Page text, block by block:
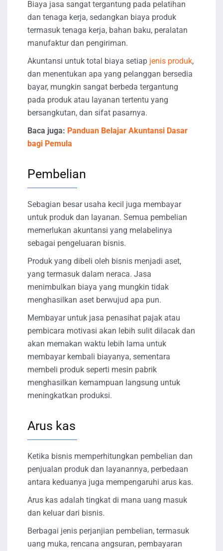
Biaya jasa sangat tergantung pada pelatihan
dan tenaga kerja, sedangkan biaya produk
termasuk tenaga kerja, bahan baku, peralatan
manufaktur dan pengiriman.
Akuntansi untuk total biaya setiap jenis produk,
dan menentukan apa yang pelanggan bersedia
bayar, mungkin sangat berbeda tergantung
pada produk atau layanan tertentu yang
bersangkutan, dan sifat pasarnya.
Baca juga: Panduan Belajar Akuntansi Dasar
bagi Pemula
Pembelian
Sebagian besar usaha kecil juga membayar
untuk produk dan layanan. Semua pembelian
memerlukan akuntansi yang melabelinya
sebagai pengeluaran bisnis.
Produk yang dibeli oleh bisnis menjadi aset,
yang termasuk dalam neraca. Jasa
menimbulkan biaya yang mungkin tidak
menghasilkan aset berwujud apa pun.
Membayar untuk jasa penasihat pajak atau
pembicara motivasi akan lebih sulit dilacak dan
akan memakan waktu lebih lama untuk
membayar kembali biayanya, sementara
membeli produk seperti mesin pabrik
menghasilkan kemampuan langsung untuk
meningkatkan produksi.
Arus kas
Ketika bisnis memperhitungkan pembelian dan
penjualan produk dan layanannya, perbedaan
antara keduanya juga mempengaruhi arus kas.
Arus kas adalah tingkat di mana uang masuk
dan keluar dari bisnis.
Berbagai jenis perjanjian pembelian, termasuk
uang muka, rencana angsuran, pembayaran